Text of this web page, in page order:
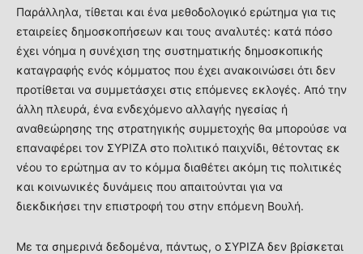
Παράλληλα, τίθεται και ένα μεθοδολογικό ερώτημα για τις
εταιρείες δημοσκοπήσεων και τους αναλυτές: κατά πόσο
έχει νόημα η συνέχιση της συστηματικής δημοσκοπικής
καταγραφής ενός κόμματος που έχει ανακοινώσει ότι δεν
προτίθεται να συμμετάσχει στις επόμενες εκλογές. Από την
άλλη πλευρά, ένα ενδεχόμενο αλλαγής ηγεσίας ή
αναθεώρησης της στρατηγικής συμμετοχής θα μπορούσε να
επαναφέρει τον ΣΥΡΙΖΑ στο πολιτικό παιχνίδι, θέτοντας εκ
νέου το ερώτημα αν το κόμμα διαθέτει ακόμη τις πολιτικές
και κοινωνικές δυνάμεις που απαιτούνται για να
διεκδικήσει την επιστροφή του στην επόμενη Βουλή.
Με τα σημερινά δεδομένα, πάντως, ο ΣΥΡΙΖΑ δεν βρίσκεται